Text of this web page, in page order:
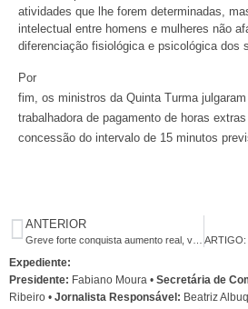
atividades que lhe forem determinadas,
intelectual entre homens e mulheres não
diferenciação fisiológica e psicológica dos
Por
fim, os ministros da Quinta Turma
trabalhadora de pagamento de horas
concessão do intervalo de 15 minutos
ANTERIOR
Expediente:
Presidente: Fabiano Moura • Secretária de
Ribeiro • Jornalista Responsável: Beatriz